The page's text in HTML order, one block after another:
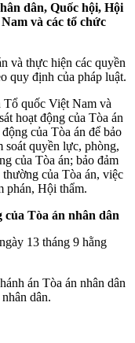
dân, Quốc hội, Hội
và các tổ chức
và thực hiện các quyền
quy định của pháp luật.
quốc Việt Nam và
hoạt động của Tòa án
của Tòa án để bảo
soát quyền lực, phòng,
của Tòa án; bảo đảm
thường của Tòa án, việc
phán, Hội thẩm.
Tòa án nhân dân
13 tháng 9 hằng
án Tòa án nhân dân
dân.